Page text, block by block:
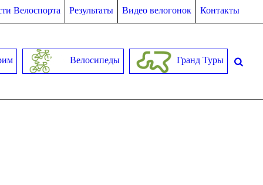
Велоспорта Результаты Видео велогонок Контакты
Велосипеды Гранд Туры